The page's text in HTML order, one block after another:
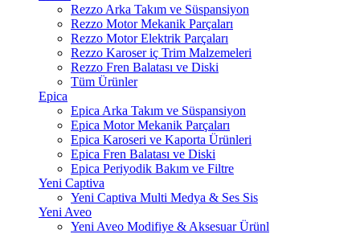
Rezzo Arka Takım ve Süspansiyon
Rezzo Motor Mekanik Parçaları
Rezzo Motor Elektrik Parçaları
Rezzo Karoser iç Trim Malzemeleri
Rezzo Fren Balatası ve Diski
Tüm Ürünler
Epica
Epica Arka Takım ve Süspansiyon
Epica Motor Mekanik Parçaları
Epica Karoseri ve Kaporta Ürünleri
Epica Fren Balatası ve Diski
Epica Periyodik Bakım ve Filtre
Yeni Captiva
Yeni Captiva Multi Medya & Ses Sis
Yeni Aveo
Yeni Aveo Modifiye & Aksesuar Ürünl